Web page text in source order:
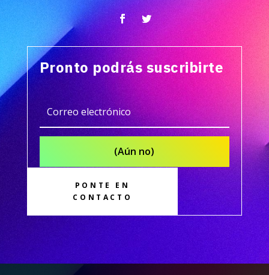
Pronto podrás suscribirte
(Aún no)
PONTE EN
CONTACTO